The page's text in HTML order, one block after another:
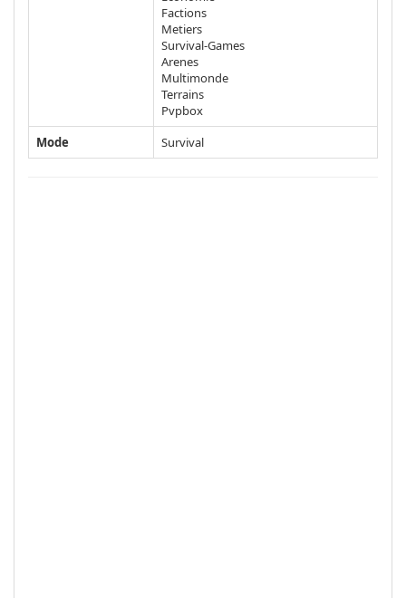
Factions
Metiers
Survival-Games
Arenes
Multimonde
Terrains
Pvpbox
Mode
Survival